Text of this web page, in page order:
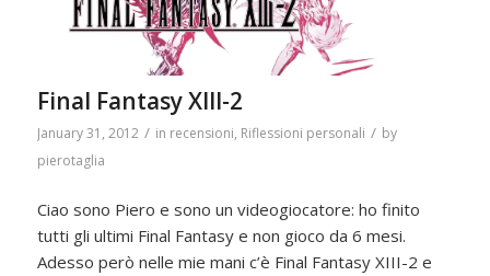
Final Fantasy XIII-2
January 31, 2012 / in recensioni, Riflessioni personali / by
pierotaglia
Ciao sono Piero e sono un videogiocatore: ho finito
tutti gli ultimi Final Fantasy e non gioco da 6 mesi.
Adesso però nelle mie mani c’è Final Fantasy XIII-2 e